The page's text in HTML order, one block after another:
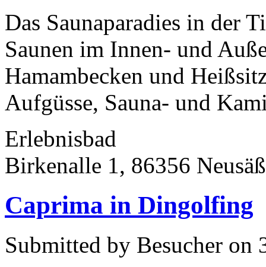
Das Saunaparadies in der
Saunen im Innen- und
Hamambecken und
Aufgüsse, Sauna- und
Erlebnisbad
Birkenalle 1, 86356 Neusäß
Caprima in Dingolfing
Submitted by Besucher on